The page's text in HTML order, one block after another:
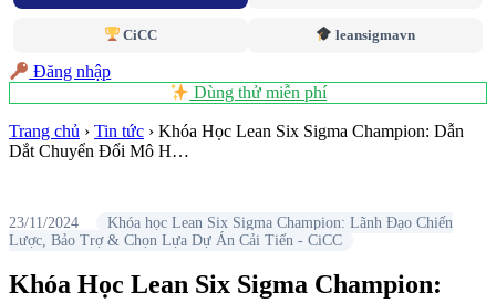
CiCC leansigmavn
Đăng nhập
Dùng thử miễn phí
Trang chủ › Tin tức › Khóa Học Lean Six Sigma Champion: Dẫn
Dắt Chuyển Đổi Mô H…
23/11/2024
Khóa học Lean Six Sigma Champion: Lãnh Đạo Chiến
Lược, Bảo Trợ & Chọn Lựa Dự Án Cải Tiến - CiCC
Khóa Học Lean Six Sigma Champion: